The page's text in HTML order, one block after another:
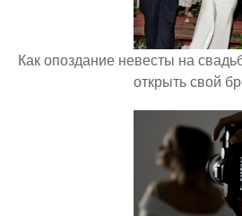
Как опоздание невесты на
открыть свой